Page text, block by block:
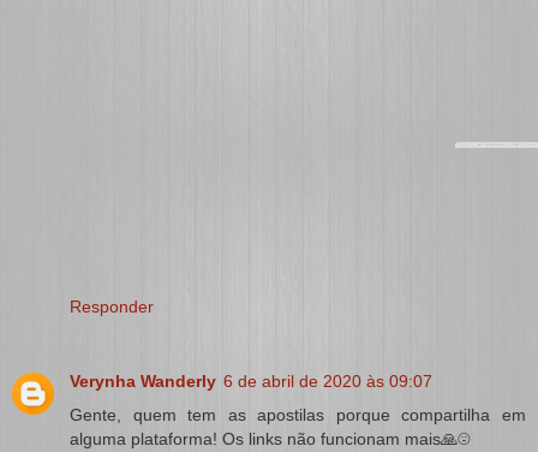
Responder
Verynha Wanderly 6 de abril de 2020 às 09:07
Gente, quem tem as apostilas porque compartilha em
alguma plataforma! Os links não funcionam mais🙏☹️